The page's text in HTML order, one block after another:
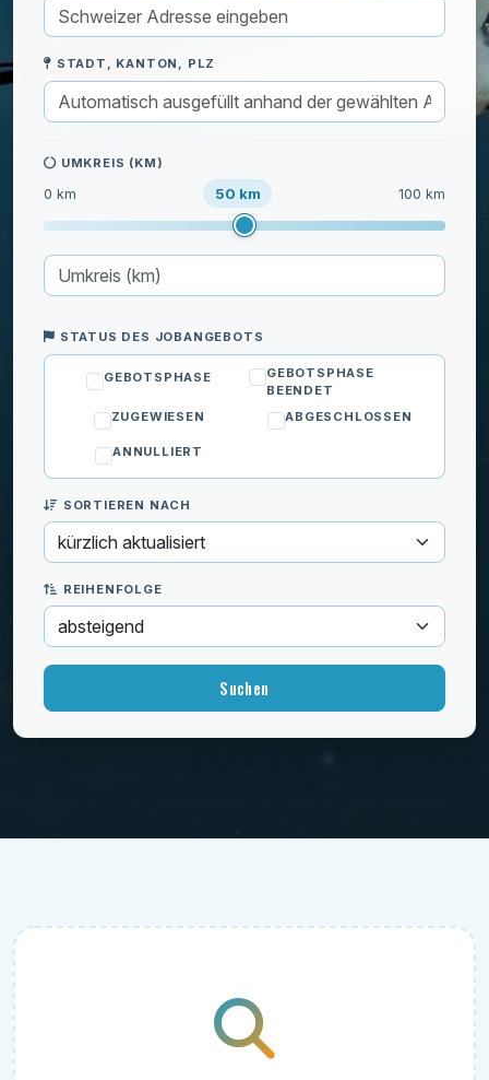
Dunstabzugshaube montieren
Duschstange montieren
Duschwand montieren
Gardinenstangen anbringen
Innenrollo-Montage
Küchenrückwand anbringen
Lampenmontage
Regale befestigen
Spiegel anbringen
Tür austauschen
Türgriff wechseln
TV-Wandhalterung montieren
Wandelemente befestigen
Zaunbau
Reparatur
Sanitär
Sicherheit
IT & Computer
Kinder
Privatunterricht
Reinigung
Wohlbefinden
STADT, KANTON, PLZ
UMKREIS (KM)
0 km 50 km 100 km
STATUS DES JOBANGEBOTS
GEBOTSPHASE
GEBOTSPHASE
BEENDET
ZUGEWIESEN
ABGESCHLOSSEN
ANNULLIERT
SORTIEREN NACH
REIHENFOLGE